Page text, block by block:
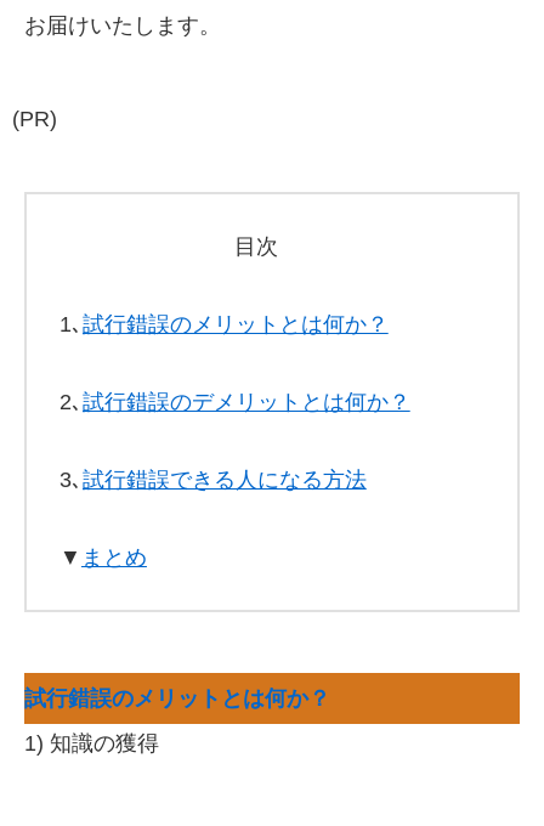
お届けいたします。
(PR)
目次
1､ 試行錯誤のメリットとは何か？
2､ 試行錯誤のデメリットとは何か？
3､ 試行錯誤できる人になる方法
▼ まとめ
試行錯誤のメリットとは何か？
1) 知識の獲得